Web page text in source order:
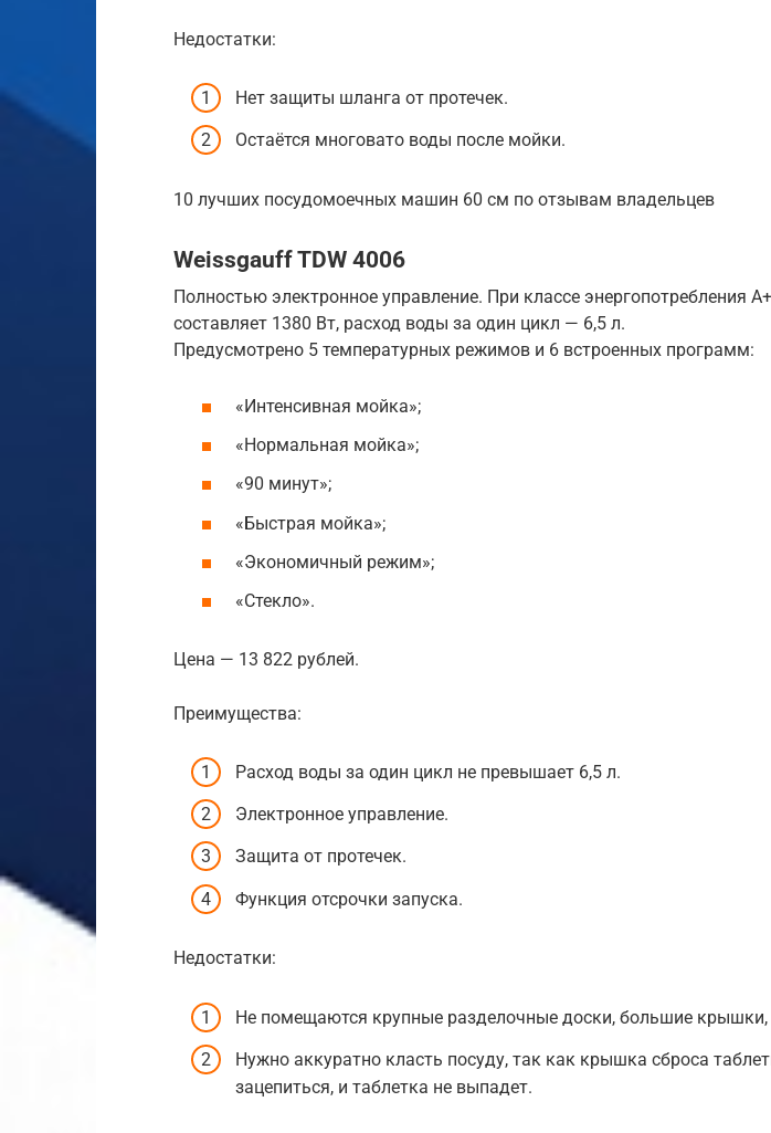
Недостатки:
Нет защиты шланга от протечек.
Остаётся многовато воды после мойки.
10 лучших посудомоечных машин 60 см по отзывам владельцев
Weissgauff TDW 4006
Полностью электронное управление. При классе энергопотребления
составляет 1380 Вт, расход воды за один цикл — 6,5 л.
Предусмотрено 5 температурных режимов и 6 встроенных программ:
«Интенсивная мойка»;
«Нормальная мойка»;
«90 минут»;
«Быстрая мойка»;
«Экономичный режим»;
«Стекло».
Цена — 13 822 рублей.
Преимущества:
Расход воды за один цикл не превышает 6,5 л.
Электронное управление.
Защита от протечек.
Функция отсрочки запуска.
Недостатки:
Не помещаются крупные разделочные доски, большие крышки,
Нужно аккуратно класть посуду, так как крышка сброса
зацепиться, и таблетка не выпадет.